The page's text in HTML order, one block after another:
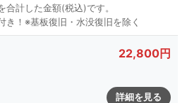
22,800円
詳細を見る